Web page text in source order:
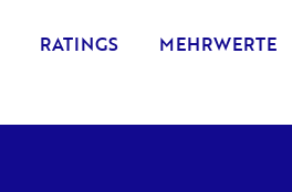
RATINGS MEHRWERTE